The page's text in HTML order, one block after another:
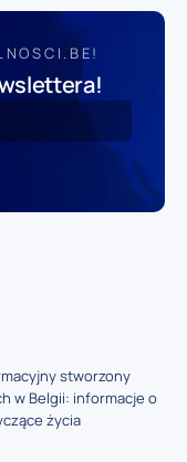
stworzony
w Belgii: informacje o
życia